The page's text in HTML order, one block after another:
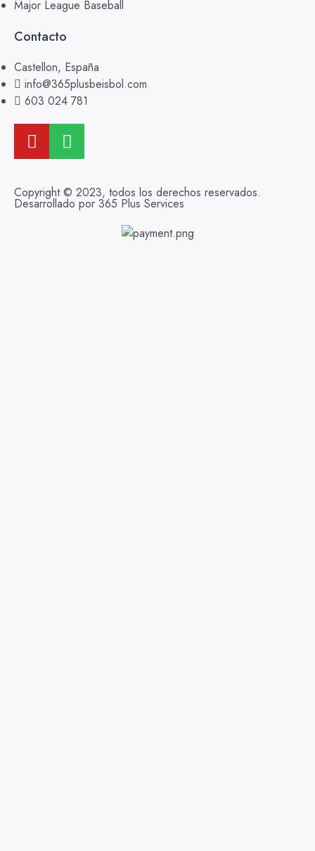
Major League Baseball
Contacto
Castellon, España
info@365plusbeisbol.com
603 024 781
Copyright © 2023, todos los derechos reservados.
Desarrollado por 365 Plus Services